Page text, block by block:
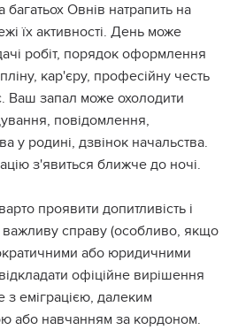
багатьох Овнів натрапить на
їх активності. День може
робіт, порядок оформлення
кар'єру, професійну честь
Ваш запал може охолодити
повідомлення,
у родині, дзвінок начальства.
з'явиться ближче до ночі.
проявити допитливість і
важливу справу (особливо, якщо
або юридичними
офіційне вирішення
з еміграцією, далеким
або навчанням за кордоном.